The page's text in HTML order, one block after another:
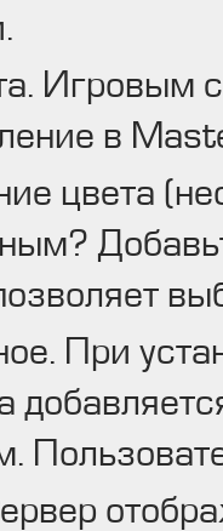
Игровым
в
цвета
При